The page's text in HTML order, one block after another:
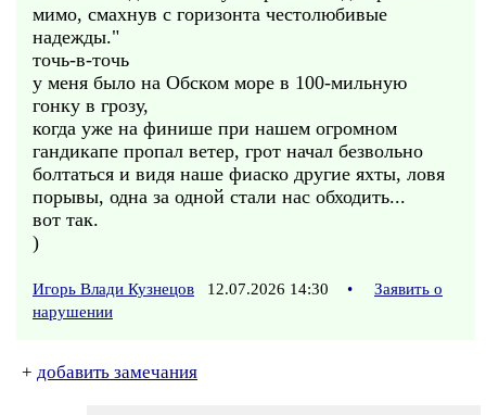
мимо, смахнув с горизонта честолюбивые
надежды."
точь-в-точь
у меня было на Обском море в 100-мильную
гонку в грозу,
когда уже на финише при нашем огромном
гандикапе пропал ветер, грот начал безвольно
болтаться и видя наше фиаско другие яхты, ловя
порывы, одна за одной стали нас обходить...
вот так.
)
Игорь Влади Кузнецов 12.07.2026 14:30 •
Заявить о
нарушении
+ добавить замечания